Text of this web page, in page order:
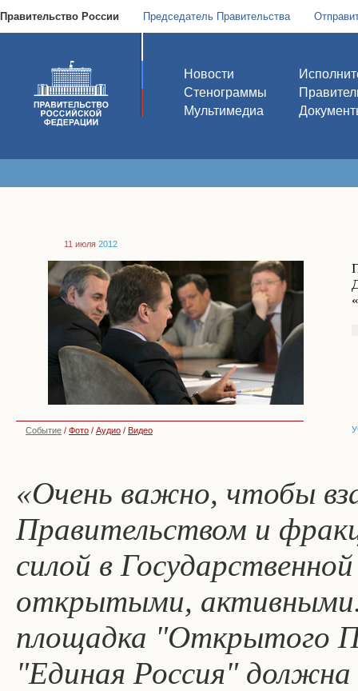
Правительство России Председатель Правительства
Новости
Стенограммы
Мультимедиа
11 июля 2012
Событие / Фото / Аудио / Видео
«Очень важно, чтобы
Правительством и
силой в
открытыми,
площадка "Открытого
"Единая Россия" должна